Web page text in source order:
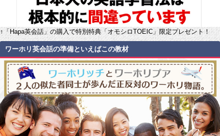
↑「Hapa英会話」の購入で特別特典「オモシロTOEIC」限定プレゼント！
ワーホリ英会話の準備といえばこの教材